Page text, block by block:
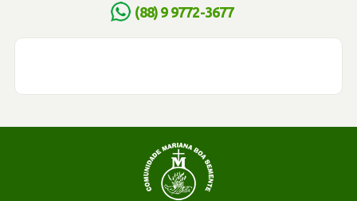
(88) 9 9772-3677